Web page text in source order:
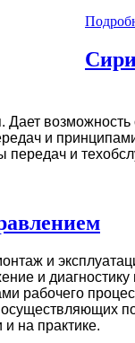
возможность
и
передач и
и
и
рабочего
на практике.